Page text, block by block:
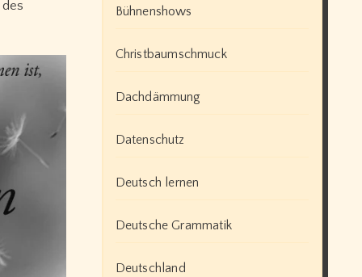
Bühnenshows
Christbaumschmuck
Dachdämmung
Datenschutz
Deutsch lernen
Deutsche Grammatik
Deutschland